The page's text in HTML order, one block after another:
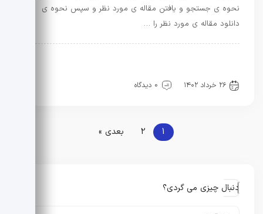
نحوه ی جستجو و یافتن مقاله ی مورد نظر و سپس نحوه ی
دانلود مقاله ی مورد نظر را …
۲۶ خرداد ۱۴۰۲
0 دیدگاه
1 بعدی »
دنبال چیزی می گردی؟